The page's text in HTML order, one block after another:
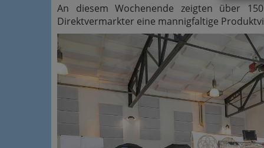
An diesem Wochenende zeigten über
Direktvermarkter eine mannigfaltige